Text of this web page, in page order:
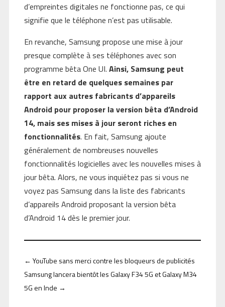
d’empreintes digitales ne fonctionne pas, ce qui
signifie que le téléphone n’est pas utilisable.
En revanche, Samsung propose une mise à jour
presque complète à ses téléphones avec son
programme bêta One UI. Ainsi, Samsung peut
être en retard de quelques semaines par
rapport aux autres fabricants d’appareils
Android pour proposer la version bêta d’Android
14, mais ses mises à jour seront riches en
fonctionnalités. En fait, Samsung ajoute
généralement de nombreuses nouvelles
fonctionnalités logicielles avec les nouvelles mises à
jour bêta. Alors, ne vous inquiétez pas si vous ne
voyez pas Samsung dans la liste des fabricants
d’appareils Android proposant la version bêta
d’Android 14 dès le premier jour.
← YouTube sans merci contre les bloqueurs de publicités
Samsung lancera bientôt les Galaxy F34 5G et Galaxy M34
5G en Inde →